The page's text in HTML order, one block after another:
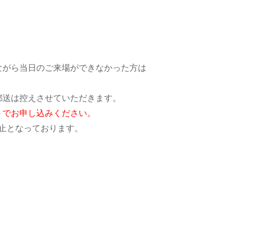
ら当日のご来場ができなかった方は
は控えさせていただきます。
お申し込みください。
なっております。